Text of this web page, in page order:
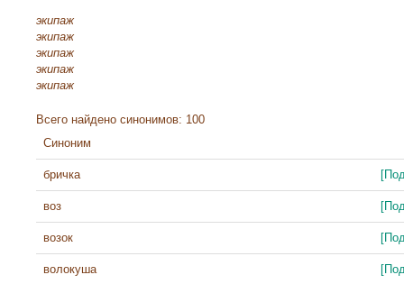
экипаж
экипаж
экипаж
экипаж
экипаж
Всего найдено синонимов: 100
Синоним
бричка
воз
возок
волокуша